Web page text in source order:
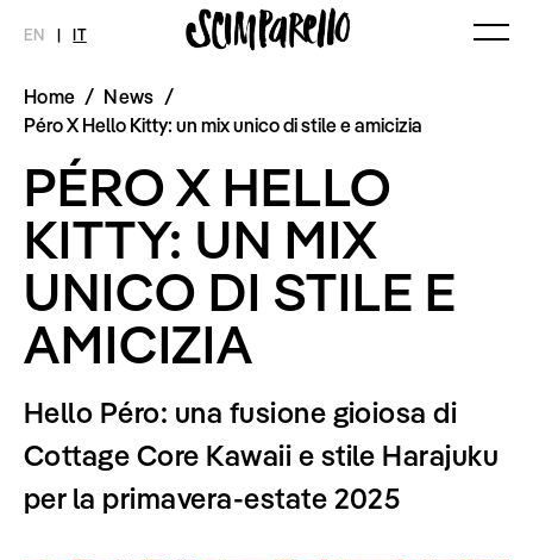
EN | IT
MAGAZINE
Ultimo Numero
Archivio
NOVITÀ
Editoriali
Styling Tips
Video
INTERVIEW SCIMPARELLO
Newsletter
Privacy Policy
Home / News /
Péro X Hello Kitty: un mix unico di stile e amicizia
PÉRO X HELLO
KITTY: UN MIX
UNICO DI STILE E
AMICIZIA
Hello Péro: una fusione gioiosa di
Cottage Core Kawaii e stile Harajuku
per la primavera-estate 2025